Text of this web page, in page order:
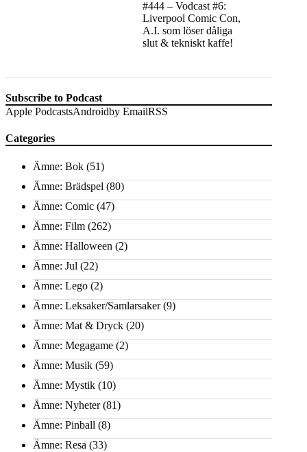
#444 – Vodcast #6:
Liverpool Comic Con,
A.I. som löser dåliga
slut & tekniskt kaffe!
Subscribe to Podcast
Apple PodcastsAndroidby EmailRSS
Categories
Ämne: Bok (51)
Ämne: Brädspel (80)
Ämne: Comic (47)
Ämne: Film (262)
Ämne: Halloween (2)
Ämne: Jul (22)
Ämne: Lego (2)
Ämne: Leksaker/Samlarsaker(9)
Ämne: Mat & Dryck (20)
Ämne: Megagame (2)
Ämne: Musik (59)
Ämne: Mystik (10)
Ämne: Nyheter(81)
Ämne: Pinball (8)
Ämne: Resa (33)